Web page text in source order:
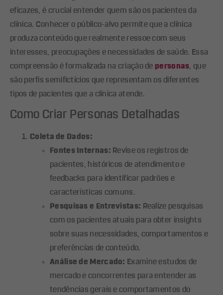
eficazes, é crucial entender quem são os pacientes da
clínica. Conhecer o público-alvo permite que a clínica
produza conteúdo que realmente ressoe com seus
interesses, preocupações e necessidades de saúde. Essa
compreensão é formalizada na criação de personas , que
são perfis semifictícios que representam os diferentes
tipos de pacientes que a clínica atende.
Como Criar Personas Detalhadas
Coleta de Dados:
Fontes Internas: Revise os registros de
pacientes, históricos de atendimento e
feedbacks para identificar padrões e
características comuns.
Pesquisas e Entrevistas: Realize pesquisas
com os pacientes atuais para obter insights
sobre suas necessidades, comportamentos e
preferências de conteúdo.
Análise de Mercado: Examine estudos de
mercado e concorrentes para entender as
tendências gerais e comportamentos do